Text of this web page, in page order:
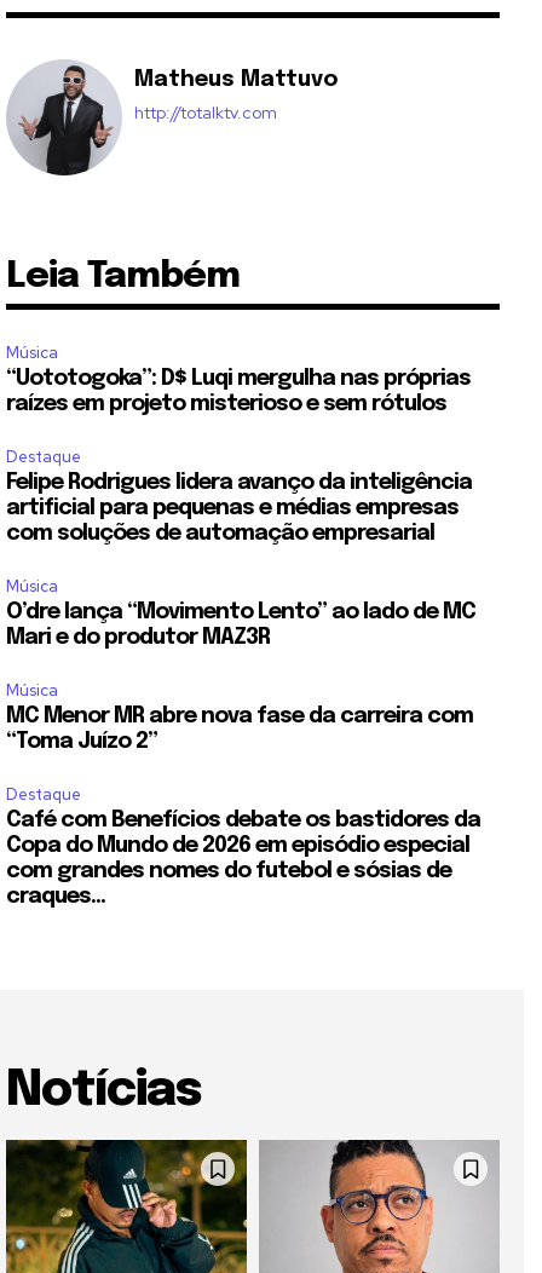
Matheus Mattuvo
http://totalktv.com
Leia Também
Música
“Uototogoka”: D$ Luqi mergulha nas próprias
raízes em projeto misterioso e sem rótulos
Destaque
Felipe Rodrigues lidera avanço da inteligência
artificial para pequenas e médias empresas
com soluções de automação empresarial
Música
O’dre lança “Movimento Lento” ao lado de MC
Mari e do produtor MAZ3R
Música
MC Menor MR abre nova fase da carreira com
“Toma Juízo 2”
Destaque
Café com Benefícios debate os bastidores da
Copa do Mundo de 2026 em episódio especial
com grandes nomes do futebol e sósias de
craques...
Notícias